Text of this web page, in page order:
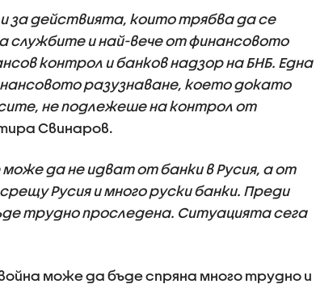
за действията, които трябва да се
службите и най-вече от финансовото
контрол и банков надзор на БНБ. Една
разузнаване, което докато
не подлежеше на контрол от
Свинаров.
да не идват от банки в Русия, а от
Русия и много руски банки. Преди
трудно проследена. Ситуацията сега
може да бъде спряна много трудно и